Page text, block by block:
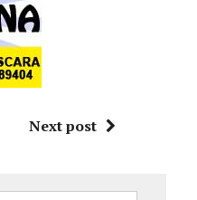
Next post